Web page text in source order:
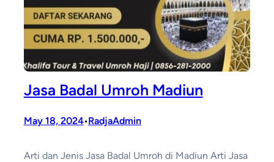
Jasa Badal Umroh Madiun
May 18, 2024•RadjaAdmin
Arti dan Jenis Jasa Badal Umroh di Madiun Arti Jasa